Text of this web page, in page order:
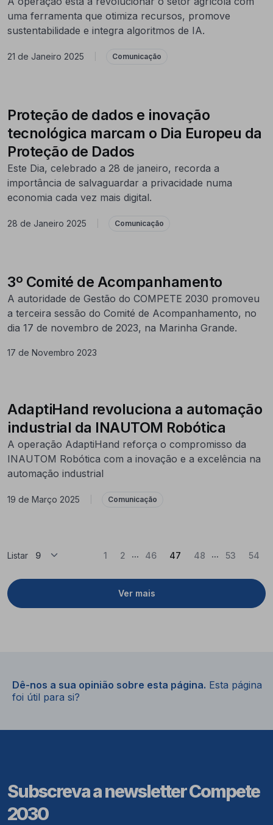
uma ferramenta que otimiza recursos, promove
sustentabilidade e integra algoritmos de IA.
21 de Janeiro 2025 Comunicação
Proteção de dados e inovação
tecnológica marcam o Dia Europeu da
Proteção de Dados
Este Dia, celebrado a 28 de janeiro, recorda a
importância de salvaguardar a privacidade numa
economia cada vez mais digital.
28 de Janeiro 2025 Comunicação
3º Comité de Acompanhamento
A autoridade de Gestão do COMPETE 2030 promoveu
a terceira sessão do Comité de Acompanhamento, no
dia 17 de novembro de 2023, na Marinha Grande.
17 de Novembro 2023
AdaptiHand revoluciona a automação
industrial da INAUTOM Robótica
A operação AdaptiHand reforça o compromisso da
INAUTOM Robótica com a inovação e a excelência na
automação industrial
19 de Março 2025 Comunicação
Listar
Ver mais
1 2 ... 46 47 (Atual)
48 ... 53 54
Dê-nos a sua opinião sobre esta página. Esta página
foi útil para si?
Subscreva a newsletter Compete
2030